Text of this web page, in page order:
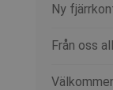
Ny
Från oss